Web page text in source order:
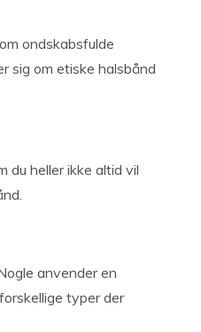
ondskabsfulde
sig om etiske halsbånd
du heller ikke altid vil
anvender en
typer der